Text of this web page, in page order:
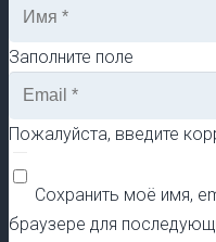
Заполните поле
Пожалуйста, введите
Сохранить моё имя,
браузере для